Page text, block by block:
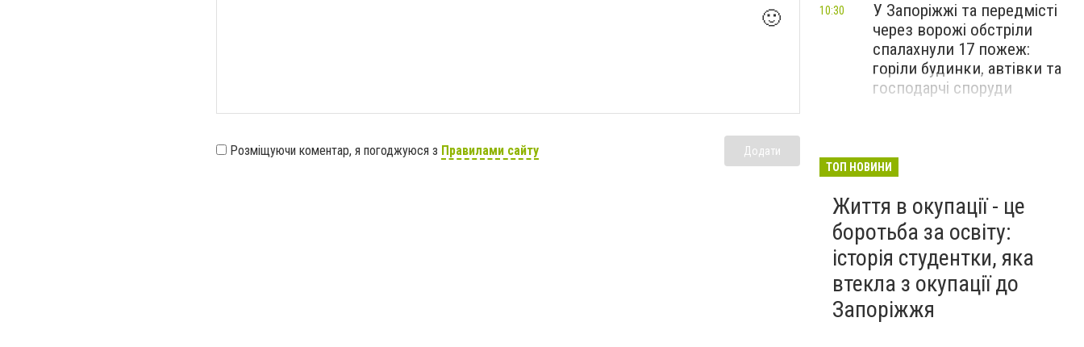
🙂
Розміщуючи коментар, я погоджуюся з Правилами сайту Додати
У Запоріжжі та передмісті
через ворожі обстріли
спалахнули 17 пожеж:
горіли будинки, автівки та
господарчі споруди
10:30
ТОП НОВИНИ
Життя в окупації - це
боротьба за освіту:
історія студентки, яка
втекла з окупації до
Запоріжжя